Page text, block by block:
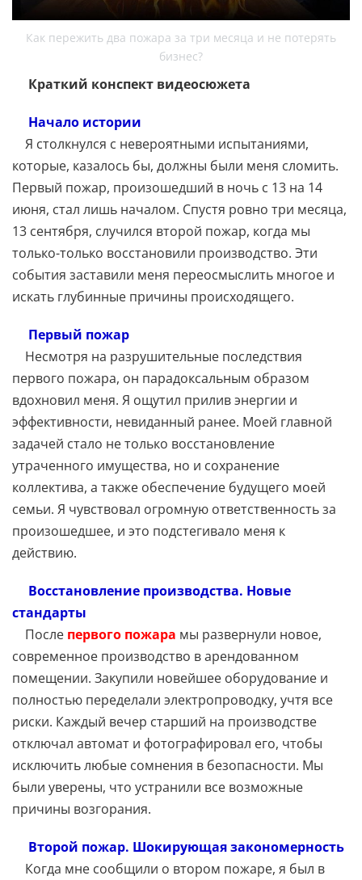
Как пережить два пожара за три месяца и не потерять
бизнес?
Краткий конспект видеосюжета
Начало истории
Я столкнулся с невероятными испытаниями,
которые, казалось бы, должны были меня сломить.
Первый пожар, произошедший в ночь с 13 на 14
июня, стал лишь началом. Спустя ровно три месяца,
13 сентября, случился второй пожар, когда мы
только-только восстановили производство. Эти
события заставили меня переосмыслить многое и
искать глубинные причины происходящего.
Первый пожар
Несмотря на разрушительные последствия
первого пожара, он парадоксальным образом
вдохновил меня. Я ощутил прилив энергии и
эффективности, невиданный ранее. Моей главной
задачей стало не только восстановление
утраченного имущества, но и сохранение
коллектива, а также обеспечение будущего моей
семьи. Я чувствовал огромную ответственность за
произошедшее, и это подстегивало меня к
действию.
Восстановление производства. Новые
стандарты
После первого пожара мы развернули новое,
современное производство в арендованном
помещении. Закупили новейшее оборудование и
полностью переделали электропроводку, учтя все
риски. Каждый вечер старший на производстве
отключал автомат и фотографировал его, чтобы
исключить любые сомнения в безопасности. Мы
были уверены, что устранили все возможные
причины возгорания.
Второй пожар. Шокирующая закономерность
Когда мне сообщили о втором пожаре, я был в